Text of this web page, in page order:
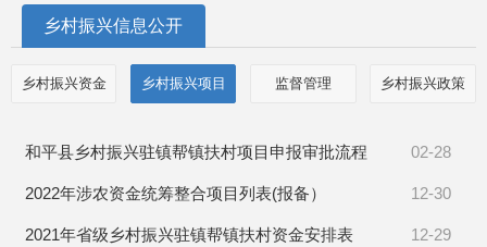
乡村振兴信息公开
乡村振兴资金 乡村振兴项目 监督管理 乡村振兴政策
02-28
和平县乡村振兴驻镇帮镇扶村项目申报审批流程
12-30
2022年涉农资金统筹整合项目列表(报备）
12-29
2021年省级乡村振兴驻镇帮镇扶村资金安排表